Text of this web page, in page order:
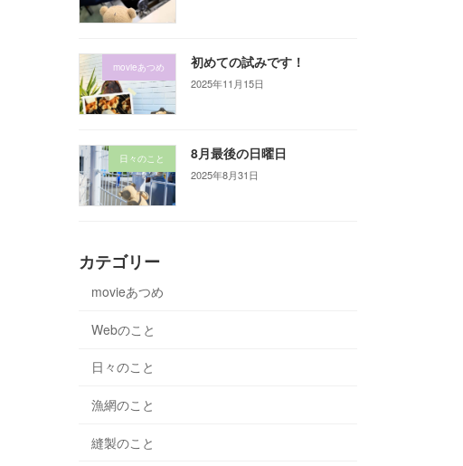
movieあつめ 初めての試みです！
2025年11月15日
日々のこと 8月最後の日曜日
2025年8月31日
カテゴリー
movieあつめ
Webのこと
日々のこと
漁網のこと
縫製のこと